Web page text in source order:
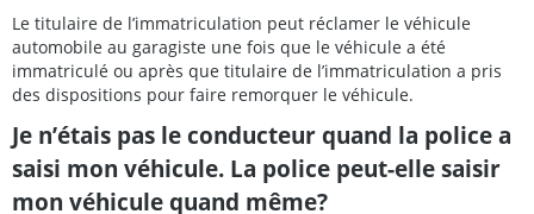
Le titulaire de l’immatriculation peut réclamer le véhicule
automobile au garagiste une fois que le véhicule a été
immatriculé ou après que titulaire de l’immatriculation a pris
des dispositions pour faire remorquer le véhicule.
Je n’étais pas le conducteur quand la police a
saisi mon véhicule. La police peut-elle saisir
mon véhicule quand même?